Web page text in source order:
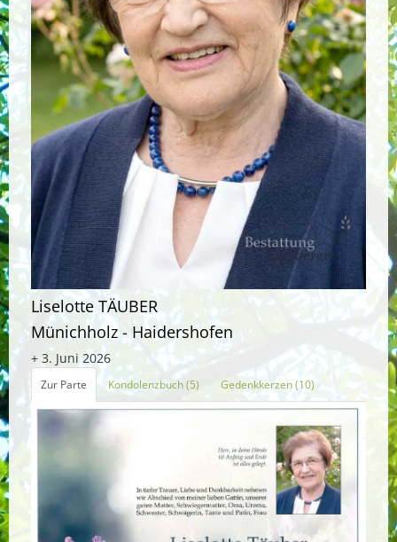
Liselotte TÄUBER
Münichholz - Haidershofen
+ 3. Juni 2026
Zur Parte Kondolenzbuch (5) Gedenkkerzen (10)